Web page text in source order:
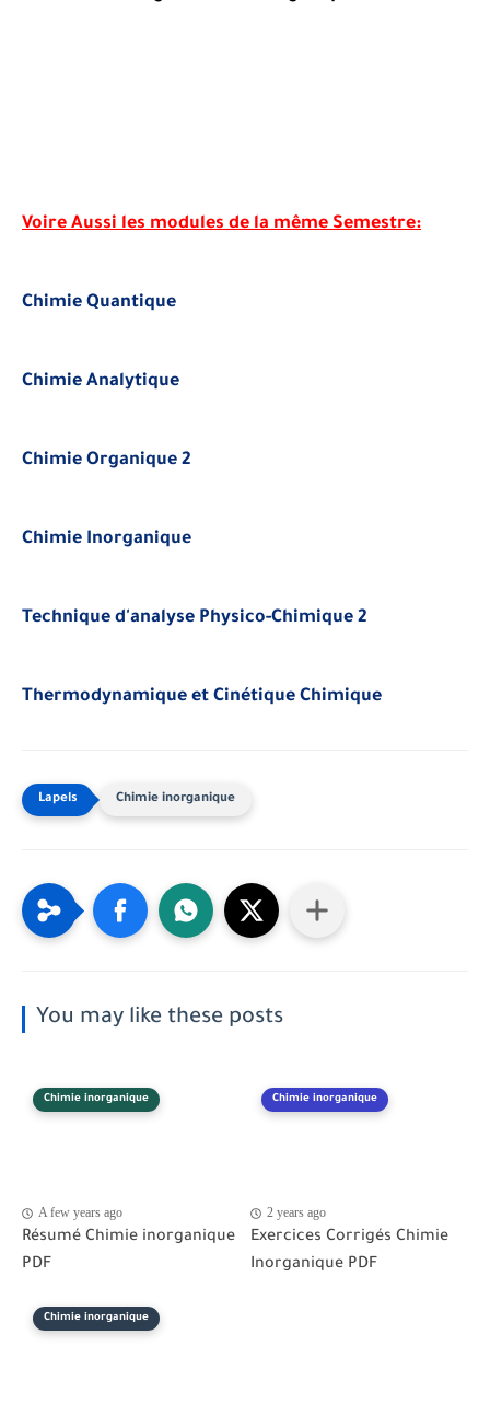
Voire Aussi les modules de la même Semestre:
Chimie Quantique
Chimie Analytique
Chimie Organique 2
Chimie Inorganique
Technique d'analyse Physico-Chimique 2
Thermodynamique et Cinétique Chimique
Chimie inorganique
You may like these posts
Chimie inorganique
A few years ago
Résumé Chimie inorganique
PDF
Chimie inorganique
2 years ago
Exercices Corrigés Chimie
Inorganique PDF
Chimie inorganique